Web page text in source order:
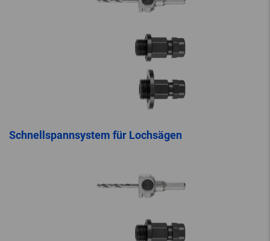
Schnellspannsystem für Lochsägen